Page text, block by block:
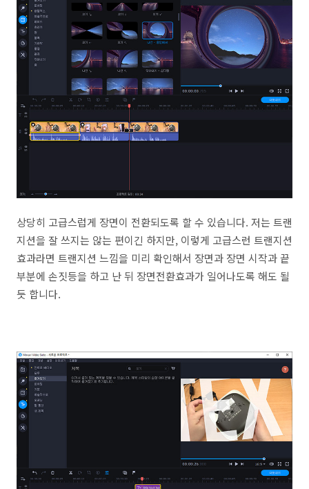
상당히 고급스럽게 장면이 전환되도록 할 수 있습니다. 저는 트랜
지션을 잘 쓰지는 않는 편이긴 하지만, 이렇게 고급스런 트랜지션
효과라면 트랜지션 느낌을 미리 확인해서 장면과 장면 시작과 끝
부분에 손짓등을 하고 난 뒤 장면전환효과가 일어나도록 해도 될
듯 합니다.